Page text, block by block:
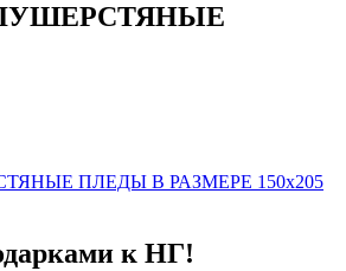
ПЛЕДЫ В РАЗМЕРЕ 150х205
к НГ!